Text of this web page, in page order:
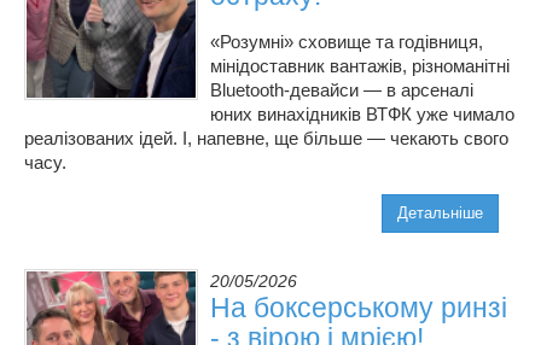
«Розумні» сховище та годівниця,
мінідоставник вантажів, різноманітні
Bluetooth-девайси — в арсеналі
юних винахідників ВТФК уже чимало
реалізованих ідей. І, напевне, ще більше — чекають свого
часу.
Детальніше
20/05/2026
На боксерському ринзі
- з вірою і мрією!